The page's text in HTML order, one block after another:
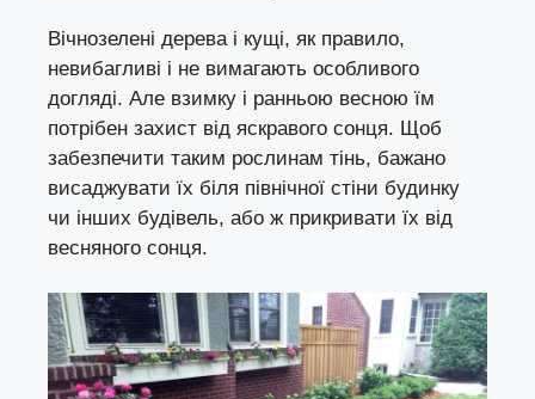
Вічнозелені дерева і кущі, як правило,
невибагливі і не вимагають особливого
догляді. Але взимку і ранньою весною їм
потрібен захист від яскравого сонця. Щоб
забезпечити таким рослинам тінь, бажано
висаджувати їх біля північної стіни будинку
чи інших будівель, або ж прикривати їх від
весняного сонця.